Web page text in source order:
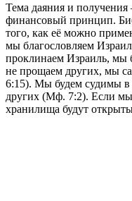
Тема даяния и
финансовый принцип.
того, как её можно
мы благословляем
проклинаем Израиль, мы
не прощаем других, мы
6:15). Мы будем судимы в
других (Мф. 7:2). Если
хранилища будут